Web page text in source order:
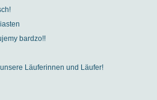
bardzo!!
Läuferinnen und Läufer!